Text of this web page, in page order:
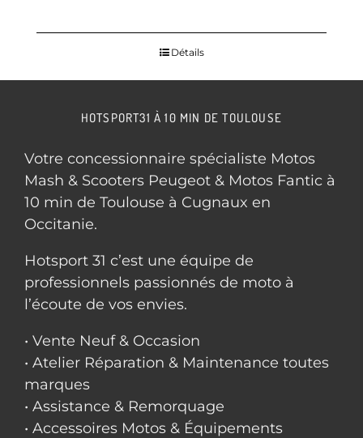
Détails
HOTSPORT31 À 10 MIN DE TOULOUSE
Votre concessionnaire spécialiste Motos
Mash & Scooters Peugeot & Motos Fantic à
10 min de Toulouse à Cugnaux en
Occitanie.
Hotsport 31 c’est une équipe de
professionnels passionnés de moto à
l’écoute de vos envies.
• Vente Neuf & Occasion
• Atelier Réparation & Maintenance toutes
marques
• Assistance & Remorquage
• Accessoires Motos & Équipements